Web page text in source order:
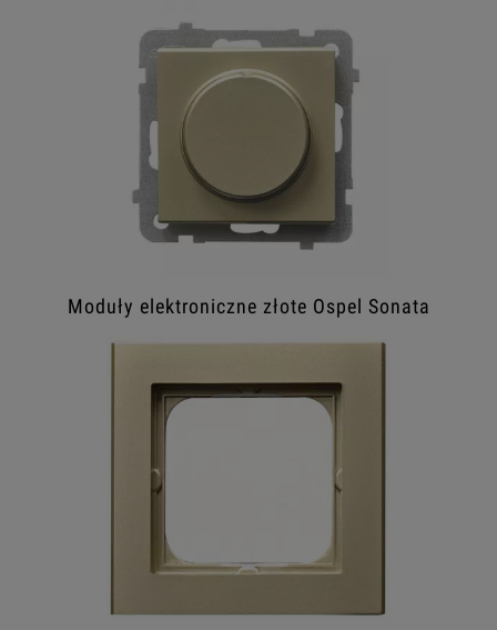
Moduły elektroniczne złote Ospel Sonata